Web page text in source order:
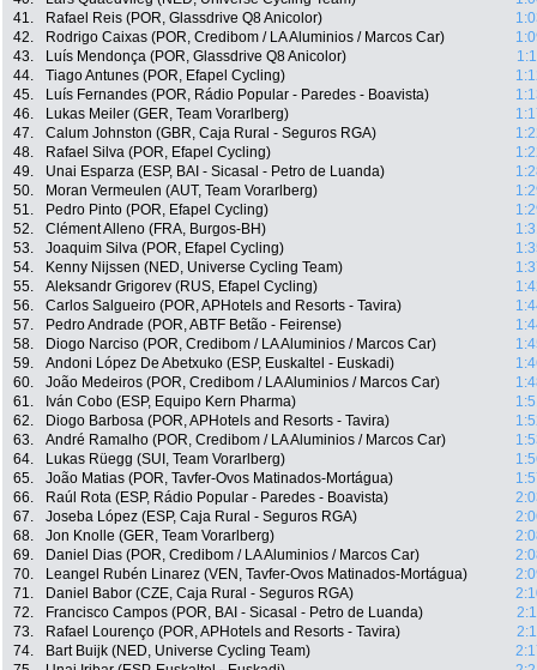
41.
Rafael Reis (POR, Glassdrive Q8 Anicolor)
42.
Rodrigo Caixas (POR, Credibom / LA Aluminios / Marcos Car)
43.
Luís Mendonça (POR, Glassdrive Q8 Anicolor)
44.
Tiago Antunes (POR, Efapel Cycling)
45.
Luís Fernandes (POR, Rádio Popular - Paredes - Boavista)
46.
Lukas Meiler (GER, Team Vorarlberg)
47.
Calum Johnston (GBR, Caja Rural - Seguros RGA)
48.
Rafael Silva (POR, Efapel Cycling)
49.
Unai Esparza (ESP, BAI - Sicasal - Petro de Luanda)
50.
Moran Vermeulen (AUT, Team Vorarlberg)
51.
Pedro Pinto (POR, Efapel Cycling)
52.
Clément Alleno (FRA, Burgos-BH)
53.
Joaquim Silva (POR, Efapel Cycling)
54.
Kenny Nijssen (NED, Universe Cycling Team)
55.
Aleksandr Grigorev (RUS, Efapel Cycling)
56.
Carlos Salgueiro (POR, APHotels and Resorts - Tavira)
57.
Pedro Andrade (POR, ABTF Betão - Feirense)
58.
Diogo Narciso (POR, Credibom / LA Aluminios / Marcos Car)
59.
Andoni López De Abetxuko (ESP, Euskaltel - Euskadi)
60.
João Medeiros (POR, Credibom / LA Aluminios / Marcos Car)
61.
Iván Cobo (ESP, Equipo Kern Pharma)
62.
Diogo Barbosa (POR, APHotels and Resorts - Tavira)
63.
André Ramalho (POR, Credibom / LA Aluminios / Marcos Car)
64.
Lukas Rüegg (SUI, Team Vorarlberg)
65.
João Matias (POR, Tavfer-Ovos Matinados-Mortágua)
66.
Raúl Rota (ESP, Rádio Popular - Paredes - Boavista)
67.
Joseba López (ESP, Caja Rural - Seguros RGA)
68.
Jon Knolle (GER, Team Vorarlberg)
69.
Daniel Dias (POR, Credibom / LA Aluminios / Marcos Car)
70.
Leangel Rubén Linarez (VEN, Tavfer-Ovos Matinados-Mortágua)
71.
Daniel Babor (CZE, Caja Rural - Seguros RGA)
72.
Francisco Campos (POR, BAI - Sicasal - Petro de Luanda)
73.
Rafael Lourenço (POR, APHotels and Resorts - Tavira)
74.
Bart Buijk (NED, Universe Cycling Team)